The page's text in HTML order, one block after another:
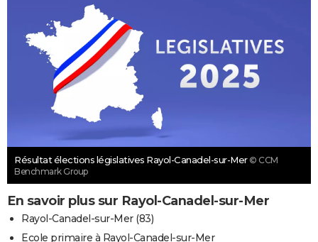
Résultat élections législatives Rayol-Canadel-sur-Mer © CCM
Benchmark Group
En savoir plus sur Rayol-Canadel-sur-Mer
Rayol-Canadel-sur-Mer (83)
Ecole primaire à Rayol-Canadel-sur-Mer